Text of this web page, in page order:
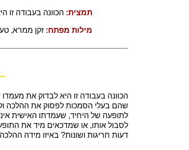
תמצית: הכוונה בעבודה
מילות מפתח: זקן ממרא,
הכוונה בעבודה זו היא לבדוק את
שהם בעלי הסמכות לפסוק את ההלכה
לתופעה של היחיד, שעמדתו האישית
לסבול אותו, או שמדכאים מיד את
דעות חריגות ושונות? באיזו מידה